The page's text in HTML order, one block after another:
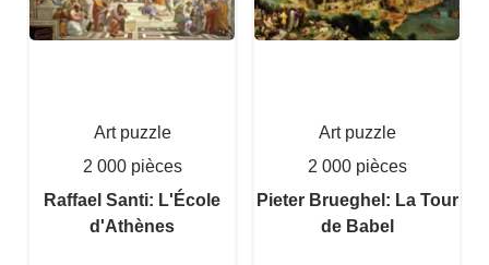
Art puzzle
2 000 pièces
Raffael Santi: L'École
d'Athènes
Art puzzle
2 000 pièces
Pieter Brueghel: La Tour
de Babel